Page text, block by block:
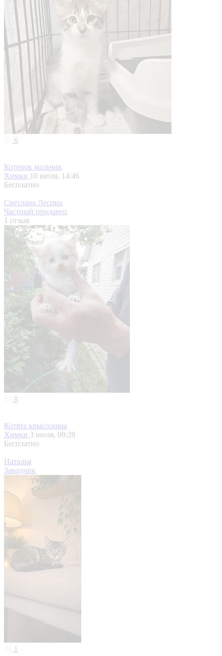
6
Котенок мальчик
Химки 10 июля, 14:46
Бесплатно
Светлана Лесина
Частный продавец
1 отзыв
8
Котята крысоловы
Химки 3 июля, 09:28
Бесплатно
Наталья
Заводчик
1